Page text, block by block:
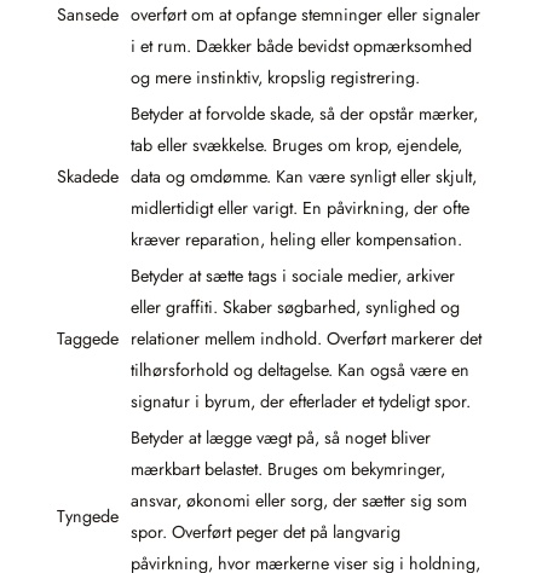
Sansede overført om at opfange stemninger eller signaler
i et rum. Dækker både bevidst opmærksomhed
og mere instinktiv, kropslig registrering.
Skadede
Betyder at forvolde skade, så der opstår mærker,
tab eller svækkelse. Bruges om krop, ejendele,
data og omdømme. Kan være synligt eller skjult,
midlertidigt eller varigt. En påvirkning, der ofte
kræver reparation, heling eller kompensation.
Taggede
Betyder at sætte tags i sociale medier, arkiver
eller graffiti. Skaber søgbarhed, synlighed og
relationer mellem indhold. Overført markerer det
tilhørsforhold og deltagelse. Kan også være en
signatur i byrum, der efterlader et tydeligt spor.
Tyngede
Betyder at lægge vægt på, så noget bliver
mærkbart belastet. Bruges om bekymringer,
ansvar, økonomi eller sorg, der sætter sig som
spor. Overført peger det på langvarig
påvirkning, hvor mærkerne viser sig i holdning,